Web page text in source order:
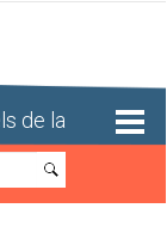
de la
Recherche